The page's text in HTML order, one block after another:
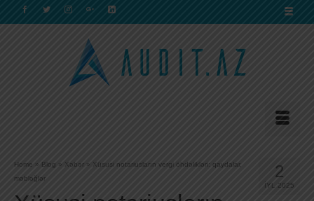
2
İYL 2025
Home » Blog » Xəbər » Xüsusi notariusların vergi öhdəlikləri: qaydalar,
məbləğlər